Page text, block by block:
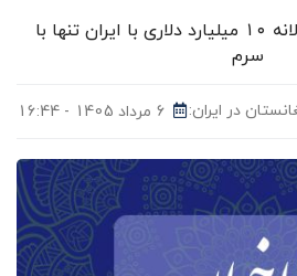
هدف‌گذاری تجارت سالانه ۱۰ میلیارد دلاری با ایران تنها با
سرم
در ایران: 6 مرداد 1405 - 16:44